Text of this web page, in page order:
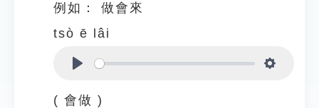
例如：
做會來
tsò ē lâi
( 會做 )